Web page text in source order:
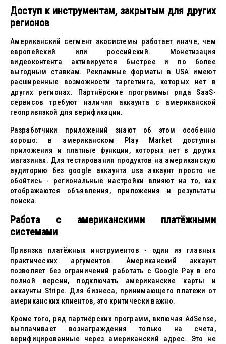
Доступ к инструментам, закрытым для других
регионов
Американский сегмент экосистемы работает иначе, чем
европейский или российский. Монетизация
видеоконтента активируется быстрее и по более
выгодным ставкам. Рекламные форматы в USA имеют
расширенные возможности таргетинга, которых нет в
других регионах. Партнёрские программы ряда SaaS-
сервисов требуют наличия аккаунта с американской
геопривязкой для верификации.
Разработчики приложений знают об этом особенно
хорошо: в американском Play Market доступны
приложения и платные функции, которых нет в других
магазинах. Для тестирования продуктов на американскую
аудиторию без google аккаунта usa аккаунт просто не
обойтись - региональные настройки влияют на то, как
отображаются объявления, приложения и результаты
поиска.
Работа с американскими платёжными
системами
Привязка платёжных инструментов - один из главных
практических аргументов. Американский аккаунт
позволяет без ограничений работать с Google Pay в его
полной версии, подключать американские карты и
аккаунты Stripe. Для бизнеса, принимающего платежи от
американских клиентов, это критически важно.
Кроме того, ряд партнёрских программ, включая AdSense,
выплачивает вознаграждения только на счета,
верифицированные через американский адрес. Это не